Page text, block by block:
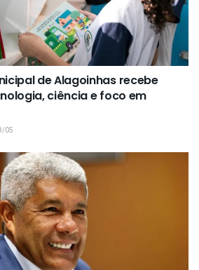
de Alagoinhas recebe
ciência e foco em
05